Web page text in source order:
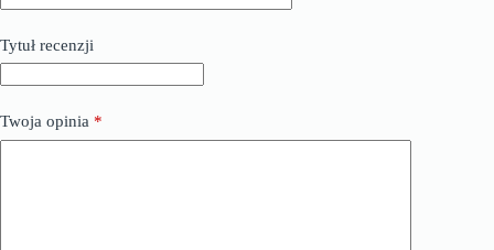
Tytuł recenzji
Twoja opinia *